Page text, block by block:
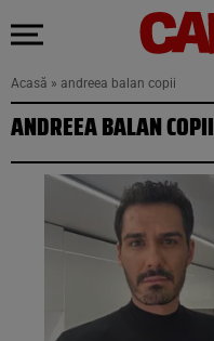
Acasă » andreea balan copii
ANDREEA BALAN COPII